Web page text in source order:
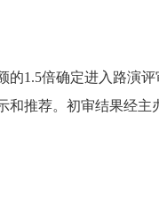
的1.5倍确定进入路演评
和推荐。初审结果经主